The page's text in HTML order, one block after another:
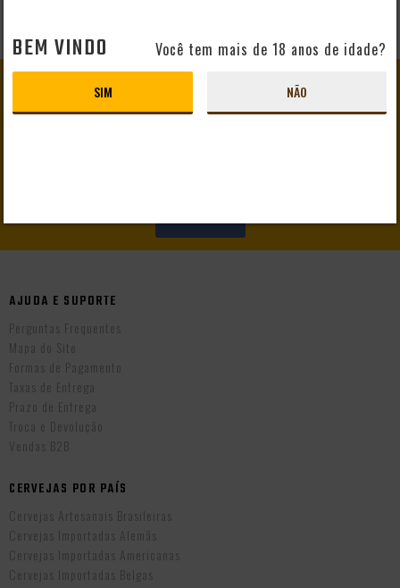
GANHE 10% DE DESCONTO
EM SEU PRIMEIRO PEDIDO
CADASTRAR
AJUDA E SUPORTE
Perguntas Frequentes
Mapa do Site
Formas de Pagamento
Taxas de Entrega
Prazo de Entrega
Troca e Devolução
Vendas B2B
CERVEJAS POR PAÍS
Cervejas Artesanais Brasileiras
Cervejas Importadas Alemãs
Cervejas Importadas Americanas
Cervejas Importadas Belgas
BEM VINDO Você tem mais de 18 anos de idade?
SIM NÃO